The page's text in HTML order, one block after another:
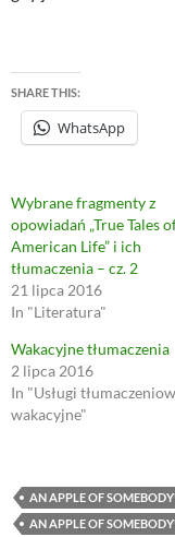
SHARE THIS:
WhatsApp
Wybrane fragmenty z
opowiadań „True Tales
American Life” i ich
tłumaczenia – cz. 2
21 lipca 2016
In "Literatura"
Wakacyjne tłumaczenia
2 lipca 2016
In "Usługi
wakacyjne"
AN APPLE OF
AN APPLE OF